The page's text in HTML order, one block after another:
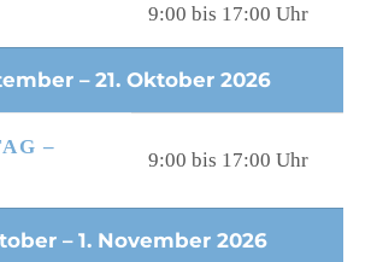
9:00 bis 17:00 Uhr
– 21. Oktober 2026
–
9:00 bis 17:00 Uhr
– 1. November 2026